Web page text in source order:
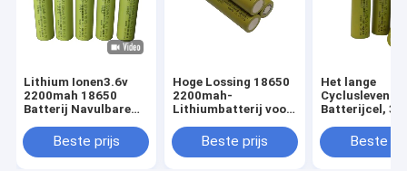
Lithium Ionen3.6v
2200mah 18650
Batterij Navulbare
Beste prijs
Hoge Lossing 18650
2200mah-
Lithiumbatterij voor
Beste prijs
Het lange
Cyclusleven
Batterijcel,
Volt2200mah
Lithium
Beste